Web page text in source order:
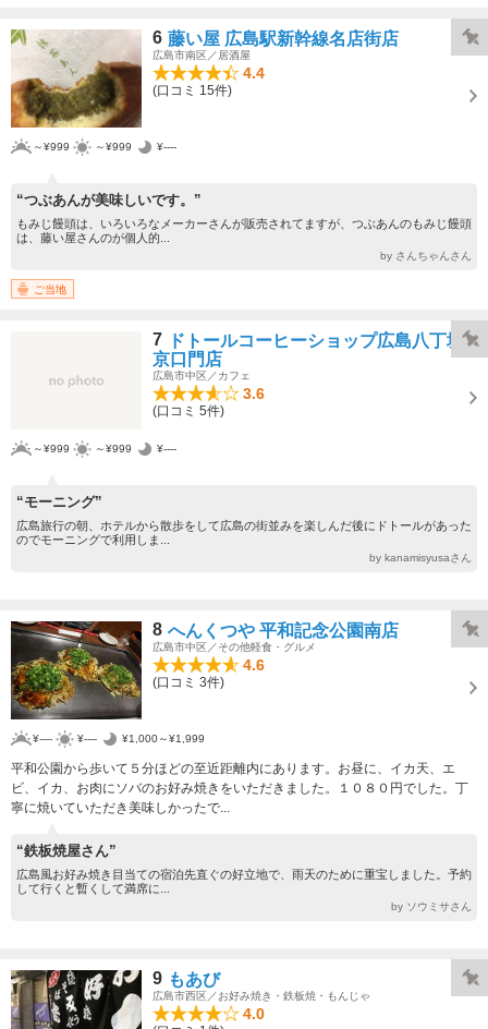
6 藤い屋 広島駅新幹線名店街店
広島市南区／居酒屋
4.4
(口コミ 15件)
～¥999 ～¥999 ¥----
“つぶあんが美味しいです。”
もみじ饅頭は、いろいろなメーカーさんが販売されてますが、つぶあんのもみじ饅頭
は、藤い屋さんのが個人的...
by さんちゃんさん
ご当地
7
ドトールコーヒーショップ広島八丁堀
京口門店
広島市中区／カフェ
3.6
(口コミ 5件)
～¥999 ～¥999 ¥----
“モーニング”
広島旅行の朝、ホテルから散歩をして広島の街並みを楽しんだ後にドトールがあった
のでモーニングで利用しま...
by kanamisyusaさん
8 へんくつや 平和記念公園南店
広島市中区／その他軽食・グルメ
4.6
(口コミ 3件)
¥---- ¥---- ¥1,000～¥1,999
平和公園から歩いて５分ほどの至近距離内にあります。お昼に、イカ天、エ
ビ、イカ、お肉にソバのお好み焼きをいただきました。１０８０円でした。丁
寧に焼いていただき美味しかったで...
“鉄板焼屋さん”
広島風お好み焼き目当ての宿泊先直ぐの好立地で、雨天のために重宝しました。予約
して行くと暫くして満席に...
by ソウミサさん
9 もあび
広島市西区／お好み焼き・鉄板焼・もんじゃ
4.0